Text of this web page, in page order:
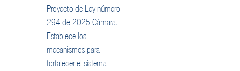
Proyecto de Ley número
294 de 2025 Cámara.
Establece los
mecanismos para
fortalecer el sistema